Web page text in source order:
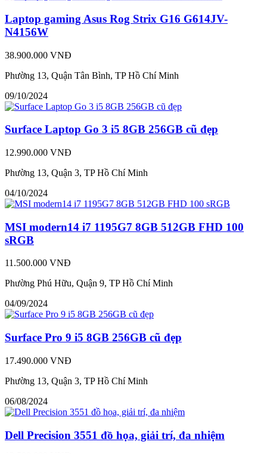
Laptop gaming Asus Rog Strix G16 G614JV-
N4156W
38.900.000 VNĐ
Phường 13, Quận Tân Bình, TP Hồ Chí Minh
09/10/2024
Surface Laptop Go 3 i5 8GB 256GB cũ đẹp
12.990.000 VNĐ
Phường 13, Quận 3, TP Hồ Chí Minh
04/10/2024
MSI modern14 i7 1195G7 8GB 512GB FHD 100
sRGB
11.500.000 VNĐ
Phường Phú Hữu, Quận 9, TP Hồ Chí Minh
04/09/2024
Surface Pro 9 i5 8GB 256GB cũ đẹp
17.490.000 VNĐ
Phường 13, Quận 3, TP Hồ Chí Minh
06/08/2024
Dell Precision 3551 đồ họa, giải trí, đa nhiệm